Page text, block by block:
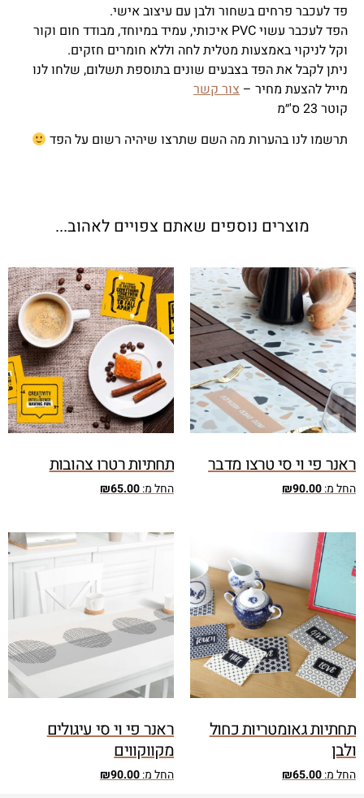
פד לעכבר פרחים בשחור ולבן עם עיצוב אישי.
הפד לעכבר עשוי PVC איכותי, עמיד במיוחד, מבודד חום וקור
וקל לניקוי באמצעות מטלית לחה וללא חומרים חזקים.
ניתן לקבל את הפד בצבעים שונים בתוספת תשלום, שלחו לנו
מייל להצעת מחיר – צור קשר
קוטר 23 ס'״מ
תרשמו לנו בהערות מה השם שתרצו שיהיה רשום על הפד
מוצרים נוספים שאתם צפויים לאהוב...
ראנר פי וי סי טרצו מדבר
החל מ: ₪90.00
תחתיות רטרו צהובות
החל מ: ₪65.00
תחתיות גאומטריות כחול
ולבן
החל מ: ₪65.00
ראנר פי וי סי עיגולים
מקווקווים
החל מ: ₪90.00